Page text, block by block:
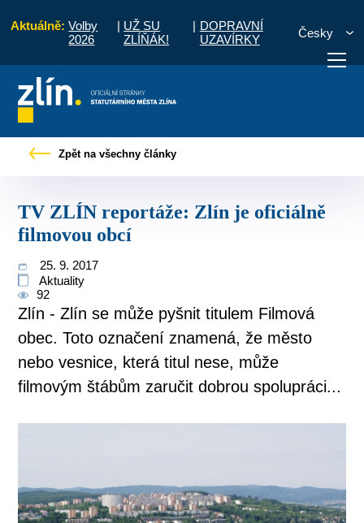
Aktuálně: Volby
2026
| UŽ SU
ZLÍŇÁK!
| DOPRAVNÍ
UZAVÍRKY
Česky
vyřídit Potřebuji zaplatit
Zpět na všechny články
TV ZLÍN reportáže: Zlín je oficiálně
filmovou obcí
25. 9. 2017
Aktuality
92
Zlín - Zlín se může pyšnit titulem Filmová
obec. Toto označení znamená, že město
nebo vesnice, která titul nese, může
filmovým štábům zaručit dobrou spolupráci...